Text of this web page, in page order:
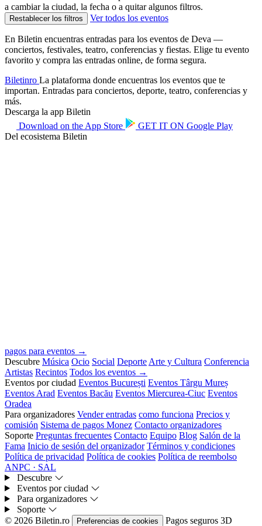
a cambiar la ciudad, la fecha o a quitar algunos filtros.
Restablecer los filtros Ver todos los eventos
En Biletin encuentras entradas para los eventos de Deva —
conciertos, festivales, teatro, conferencias y fiestas. Elige tu evento
favorito y compra las entradas online, de forma segura.
Biletinro La plataforma donde encuentras los eventos que te
importan. Entradas para conciertos, deporte, teatro, conferencias y
más.
Descarga la app Biletin
Download on the App Store GET IT ON Google Play
Del ecosistema Biletin
pagos para eventos →
Descubre Música Ocio Social Deporte Arte y Cultura Conferencia
Artistas Recintos Todos los eventos →
Eventos por ciudad Eventos București Eventos Târgu Mureș
Eventos Arad Eventos Bacău Eventos Miercurea-Ciuc Eventos
Oradea
Para organizadores Vender entradas como funciona Precios y
comisión Sistema de pagos Monez Contacto organizadores
Soporte Preguntas frecuentes Contacto Equipo Blog Salón de la
Fama Inicio de sesión del organizador Términos y condiciones
Política de privacidad Política de cookies Política de reembolso
ANPC · SAL
Descubre
Eventos por ciudad
Para organizadores
Soporte
© 2026 Biletin.ro
Preferencias de cookies Pagos seguros 3D